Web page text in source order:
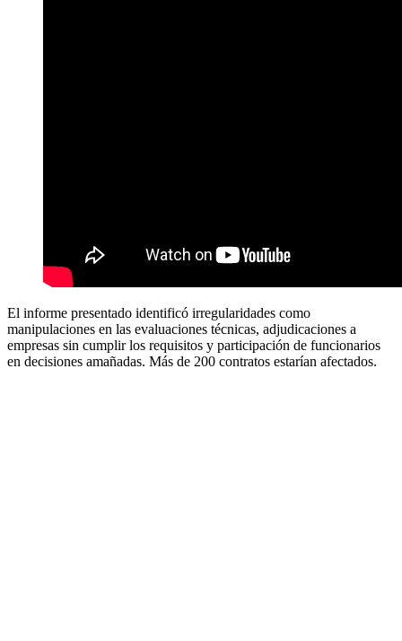
El informe presentado identificó irregularidades como
manipulaciones en las evaluaciones técnicas, adjudicaciones a
empresas sin cumplir los requisitos y participación de funcionarios
en decisiones amañadas. Más de 200 contratos estarían afectados.